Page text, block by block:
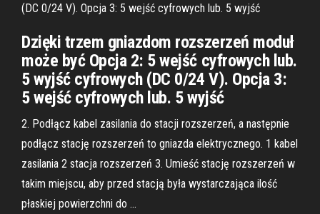
(DC 0/24 V). Opcja 3: 5 wejść cyfrowych lub. 5 wyjść
Dzięki trzem gniazdom rozszerzeń moduł
może być Opcja 2: 5 wejść cyfrowych lub.
5 wyjść cyfrowych (DC 0/24 V). Opcja 3:
5 wejść cyfrowych lub. 5 wyjść
2. Podłącz kabel zasilania do stacji rozszerzeń, a następnie
podłącz stację rozszerzeń to gniazda elektrycznego. 1 kabel
zasilania 2 stacja rozszerzeń 3. Umieść stację rozszerzeń w
takim miejscu, aby przed stacją była wystarczająca ilość
płaskiej powierzchni do …